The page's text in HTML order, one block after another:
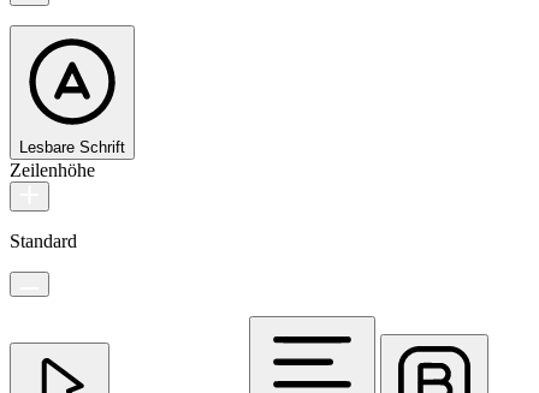
Lesbare Schrift
Zeilenhöhe
Standard